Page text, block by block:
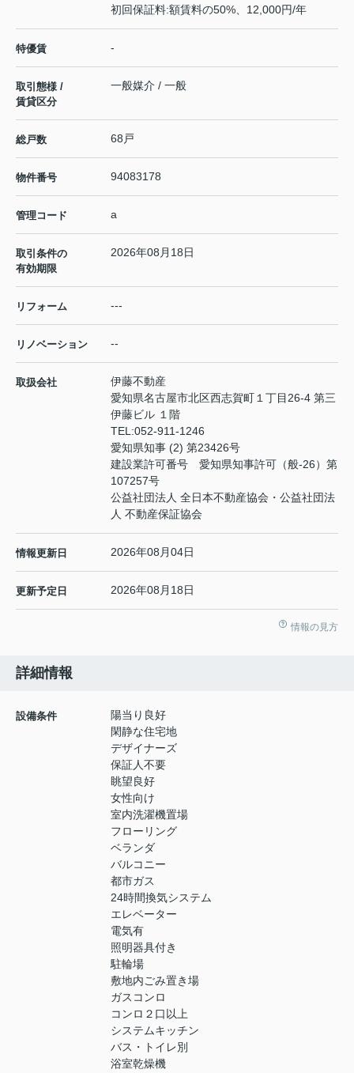
初回保証料:額賃料の50%、12,000円/年
特優賃 -
取引態様 /
賃貸区分
一般媒介 / 一般
総戸数 68戸
物件番号 94083178
管理コード a
取引条件の
有効期限
2026年08月18日
リフォーム ---
リノベーション --
取扱会社
伊藤不動産
愛知県名古屋市北区西志賀町１丁目26-4 第三
伊藤ビル １階
TEL:052-911-1246
愛知県知事 (2) 第23426号
建設業許可番号 愛知県知事許可（般-26）第
107257号
公益社団法人 全日本不動産協会・公益社団法
人 不動産保証協会
情報更新日 2026年08月04日
更新予定日 2026年08月18日
情報の見方
詳細情報
設備条件
陽当り良好
閑静な住宅地
デザイナーズ
保証人不要
眺望良好
女性向け
室内洗濯機置場
フローリング
ベランダ
バルコニー
都市ガス
24時間換気システム
エレベーター
電気有
照明器具付き
駐輪場
敷地内ごみ置き場
ガスコンロ
コンロ２口以上
システムキッチン
バス・トイレ別
浴室乾燥機